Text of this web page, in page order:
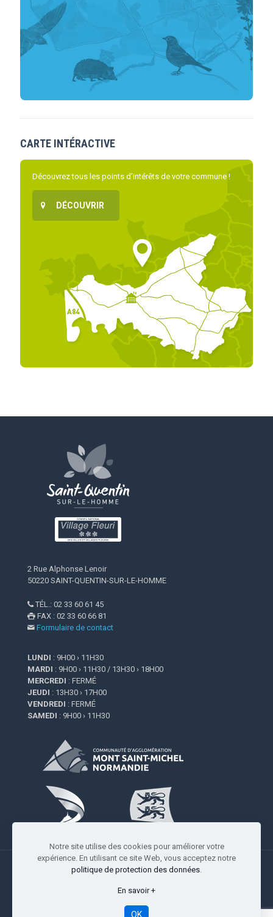
CARTE INTÉRACTIVE
Découvrez tous les points d’intérêts de votre commune !
DÉCOUVRIR
2 Rue Alphonse Lenoir
50220 SAINT-QUENTIN-SUR-LE-HOMME
 TÉL.: 02 33 60 61 45
 FAX : 02 33 60 66 81
 Formulaire de contact
LUNDI : 9H00 › 11H30
MARDI : 9H00 › 11H30 / 13H30 › 18H00
MERCREDI : FERMÉ
JEUDI : 13H30 › 17H00
VENDREDI : FERMÉ
SAMEDI : 9H00 › 11H30
Studio Resiliance
Notre site utilise des cookies pour améliorer votre
expérience. En utilisant ce site Web, vous acceptez notre
politique de protection des données.
En savoir +
OK